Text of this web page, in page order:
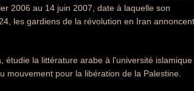
2006 au 14 juin 2007, date à laquelle son
les gardiens de la révolution en Iran annoncent
étudie la littérature arabe à l'université islamique
mouvement pour la libération de la Palestine.